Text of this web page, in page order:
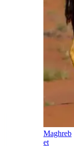
Maghreb
et